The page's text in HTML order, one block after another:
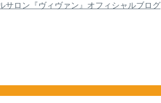
サロン『ヴィヴァン』オフィシャルブログ